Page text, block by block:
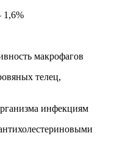
1,6%
макрофагов
телец,
инфекциям